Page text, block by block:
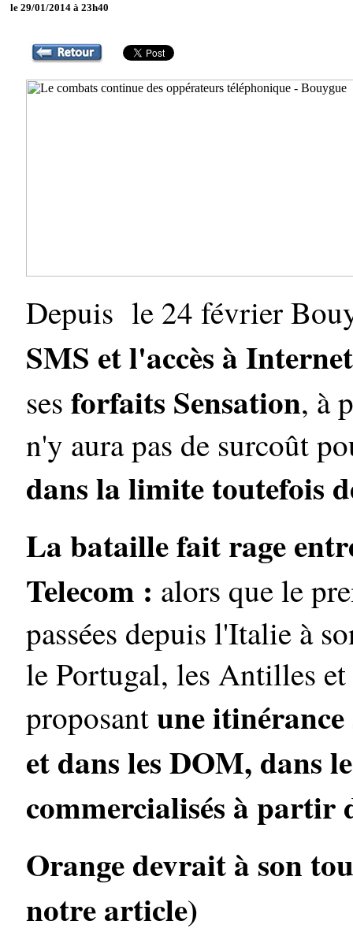
le 29/01/2014 à 23h40
Depuis le 24 février
SMS et l'accès à Internet
ses forfaits Sensation, à
n'y aura pas de surcoût
dans la limite toutefois
La bataille fait rage
Telecom : alors que le
passées depuis l'Italie à
le Portugal, les Antilles
proposantune
et dans les DOM, dans
commercialisés à partir
Orange devrait à son
notre article)